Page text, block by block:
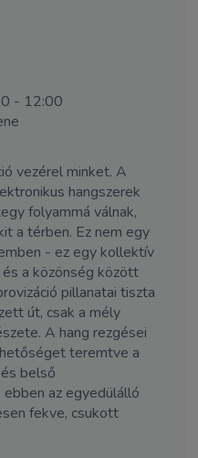
- 12:00
vezérel minket. A
hangszerek
folyammá válnak,
a térben. Ez nem egy
- ez egy kollektív
a közönség között
pillanatai tiszta
út, csak a mély
A hang rezgései
teremtve a
belső
az egyedülálló
fekve, csukott